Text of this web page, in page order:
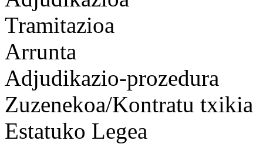
Tramitazioa
Arrunta
Adjudikazio-prozedura
Zuzenekoa/Kontratu txikia
Estatuko Legea